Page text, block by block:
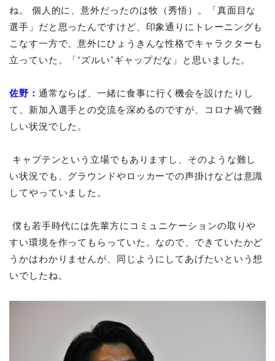
ね。 個人的に、意外だったのは牧（秀悟）。「真面目な
選手」だと思ったんですけど、印象通りにトレーニングも
こなす一方で、意外にひょうきんな性格でキャラクターも
立っていた。「“ズルい”ギャップだな」と思いました。
佐野： 通常ならば、一緒に食事に行く機会を設けたりし
て、新加入選手との交流を深めるのですが、コロナ禍で難
しい状況でした。
キャプテンという立場でもありますし、そのような難し
い状況でも、グラウンドやロッカーでの声掛けなどは意識
してやっていました。
僕も若手時代には先輩方にコミュニケーションの取りや
すい環境を作ってもらっていた。なので、できていたかど
うかはわかりませんが、同じようにしてあげたいという想
いでしたね。